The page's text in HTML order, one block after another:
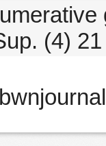
(4)